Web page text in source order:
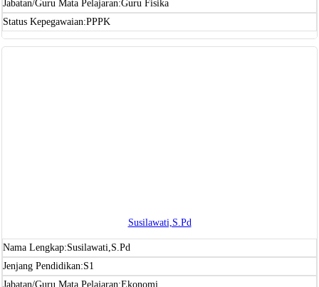
Jabatan/Guru Mata Pelajaran:Guru Fisika
Status Kepegawaian:PPPK
Susilawati,S.Pd
Nama Lengkap:Susilawati,S.Pd
Jenjang Pendidikan:S1
Jabatan/Guru Mata Pelajaran:Ekonomi